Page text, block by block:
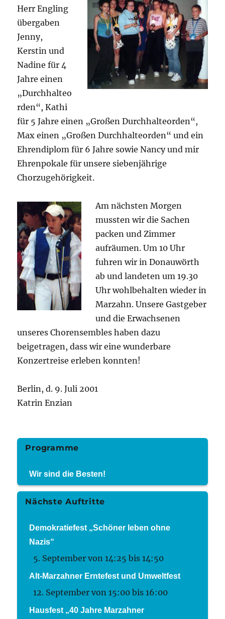
Herr Engling
übergaben
Jenny,
Kerstin und
Nadine für 4
Jahre einen
„Durchhalteo
rden“, Kathi
für 5 Jahre einen „Großen Durchhalteorden“,
Max einen „Großen Durchhalteorden“ und ein
Ehrendiplom für 6 Jahre sowie Nancy und mir
Ehrenpokale für unsere siebenjährige
Chorzugehörigkeit.
Am nächsten Morgen
mussten wir die Sachen
packen und Zimmer
aufräumen. Um 10 Uhr
fuhren wir in Donauwörth
ab und landeten um 19.30
Uhr wohlbehalten wieder in
Marzahn. Unsere Gastgeber
und die Erwachsenen
unseres Chorensembles haben dazu
beigetragen, dass wir eine wunderbare
Konzertreise erleben konnten!
Berlin, d. 9. Juli 2001
Katrin Enzian
Programme
Wir sind die Besten!
Nächste Auftritte
Demokratiefest „Schöner leben ohne
Nazis“
5. September von 14:25 bis14:50
Alt-Marzahner Erntefest und Umweltfest
12. September von 15:00 bis16:00
Hausfest „40 Jahre Marzahner